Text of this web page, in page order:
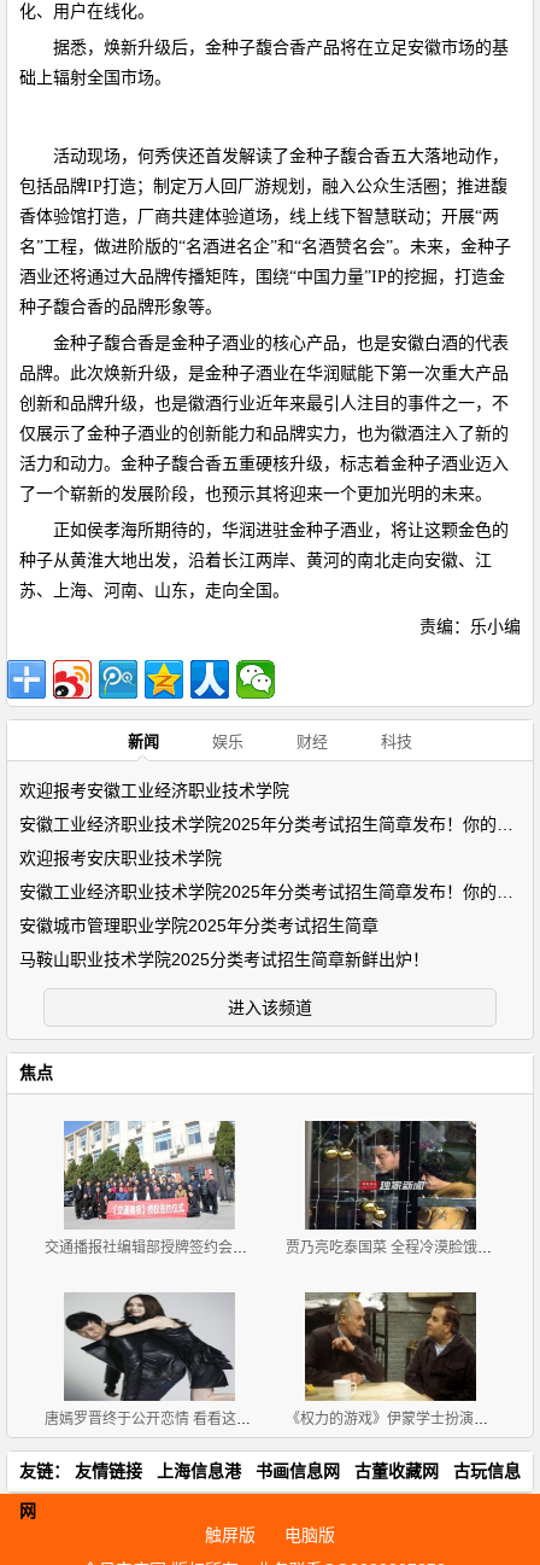
化、用户在线化。
据悉，焕新升级后，金种子馥合香产品将在立足安徽市场的基
础上辐射全国市场。
活动现场，何秀侠还首发解读了金种子馥合香五大落地动作，
包括品牌IP打造；制定万人回厂游规划，融入公众生活圈；推进馥
香体验馆打造，厂商共建体验道场，线上线下智慧联动；开展“两
名”工程，做进阶版的“名酒进名企”和“名酒赞名会”。未来，金种子
酒业还将通过大品牌传播矩阵，围绕“中国力量”IP的挖掘，打造金
种子馥合香的品牌形象等。
金种子馥合香是金种子酒业的核心产品，也是安徽白酒的代表
品牌。此次焕新升级，是金种子酒业在华润赋能下第一次重大产品
创新和品牌升级，也是徽酒行业近年来最引人注目的事件之一，不
仅展示了金种子酒业的创新能力和品牌实力，也为徽酒注入了新的
活力和动力。金种子馥合香五重硬核升级，标志着金种子酒业迈入
了一个崭新的发展阶段，也预示其将迎来一个更加光明的未来。
正如侯孝海所期待的，华润进驻金种子酒业，将让这颗金色的
种子从黄淮大地出发，沿着长江两岸、黄河的南北走向安徽、江
苏、上海、河南、山东，走向全国。
责编：乐小编
新闻 娱乐 财经 科技
欢迎报考安徽工业经济职业技术学院
欢迎报考安庆职业技术学院
安徽城市管理职业学院2025年分类考试招生简章
马鞍山职业技术学院2025分类考试招生简章新鲜出炉！
进入该频道
焦点
交通播报社编辑部授牌签约会议 在北京圆满召开！ 贾乃亮吃泰国菜 全程冷漠脸饿极吃零食
唐嫣罗晋终于公开恋情 看看这些小细节俩人早就甜似蜜 《权力的游戏》伊蒙学士扮演者皮特-沃恩去世 享年93岁
友链： 友情链接 上海信息港 书画信息网 古董收藏网 古玩信息
网
触屏版
电脑版